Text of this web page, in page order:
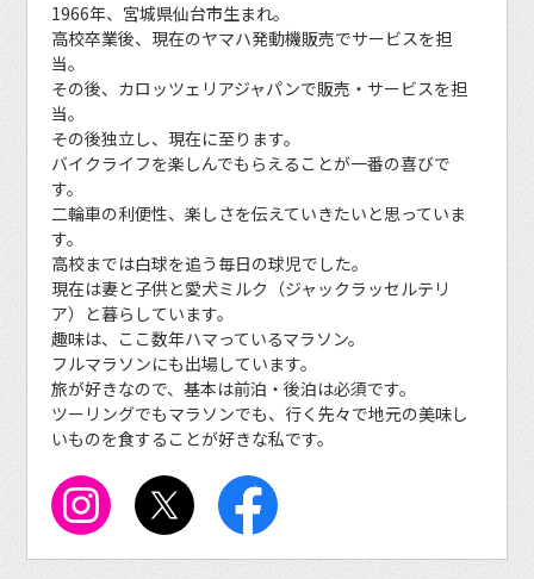
1966年、宮城県仙台市生まれ。
高校卒業後、現在のヤマハ発動機販売でサービスを担
当。
その後、カロッツェリアジャパンで販売・サービスを担
当。
その後独立し、現在に至ります。
バイクライフを楽しんでもらえることが一番の喜びで
す。
二輪車の利便性、楽しさを伝えていきたいと思っていま
す。
高校までは白球を追う毎日の球児でした。
現在は妻と子供と愛犬ミルク（ジャックラッセルテリ
ア）と暮らしています。
趣味は、ここ数年ハマっているマラソン。
フルマラソンにも出場しています。
旅が好きなので、基本は前泊・後泊は必須です。
ツーリングでもマラソンでも、行く先々で地元の美味し
いものを食することが好きな私です。